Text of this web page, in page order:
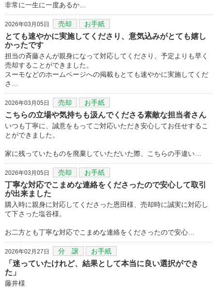
非常に一生に一度あるか…
2026年03月05日 売却 お手紙
とても速やかに実施してくださり、意気込みがとても嬉し
かったです
担当の斉藤さんが親身になって対応してくださり、予定よりも早く
売却することができました。
スーモなどのホームページへの掲載もとても速やかに実施してくだ
さ…
2026年03月05日 売却 お手紙
こちらの立場や気持ちも汲んでくださる素敵な担当者さん
いつも丁寧に、誠意をもってご対応いただき安心してお任せするこ
とができました。
家に残っていたものを廃棄していただいた際、こちらの手違い…
2026年03月05日 売却 お手紙
丁寧な対応でこまめな連絡をくださったので安心して取引
が出来ました
購入時に親身に対応してくださった恩田様、売却時に誠実に対応し
て下さった塩谷様。
お二方とも丁寧な対応でこまめな連絡をくださったので安心…
2026年02月27日 分 譲 お手紙
「迷っていたけれど、結果として本当に良い選択ができ
た」
藤井様